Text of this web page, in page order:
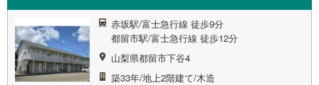
赤坂駅/富士急行線 徒歩9分
都留市駅/富士急行線 徒歩12分
山梨県都留市下谷4
築33年/地上2階建て/木造